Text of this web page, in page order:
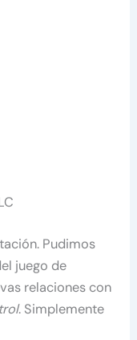
Pudimos
juego de
relaciones con
. Simplemente